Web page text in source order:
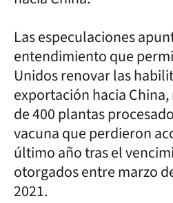
Las especulaciones
entendimiento que
Unidos renovar las
exportación hacia
de 400 plantas
vacuna que perdieron
último año tras el
otorgados entre marzo
2021.